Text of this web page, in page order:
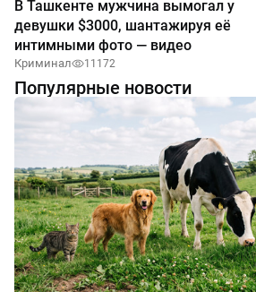
В Ташкенте мужчина вымогал у
девушки $3000, шантажируя её
интимными фото — видео
Криминал 11172
Популярные новости